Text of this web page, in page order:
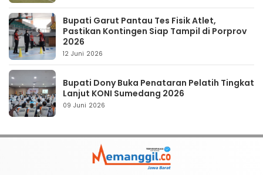
Bupati Garut Pantau Tes Fisik Atlet,
Pastikan Kontingen Siap Tampil di Porprov
2026
12 Juni 2026
Bupati Dony Buka Penataran Pelatih Tingkat
Lanjut KONI Sumedang 2026
09 Juni 2026